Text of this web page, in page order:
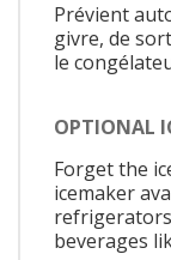
Prévient
givre, de
le
OPTIONAL
Forget the
icemaker
beverages